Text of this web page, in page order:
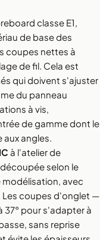
classe E1,
de base des
coupes nettes à
de fil. Cela est
qui doivent s'ajuster
du panneau
à vis,
de gamme dont le
angles.
à l'atelier de
selon le
avec
Les coupes d'onglet —
37° pour s'adapter à
sans reprise